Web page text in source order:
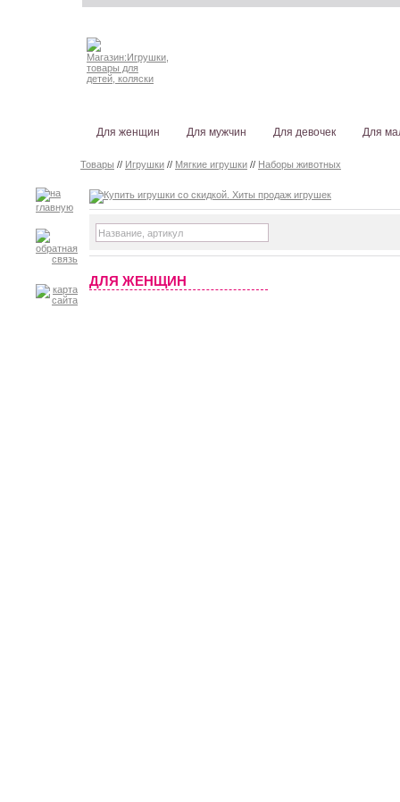
Для женщин Для мужчин Для девочек Для
Товары // Игрушки // Мягкие игрушки // Наборы животных
ДЛЯ ЖЕНЩИН